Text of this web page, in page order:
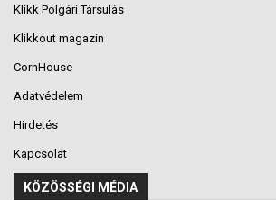
Klikk Polgári Társulás
Klikkout magazin
CornHouse
Adatvédelem
Hirdetés
Kapcsolat
KÖZÖSSÉGI MÉDIA